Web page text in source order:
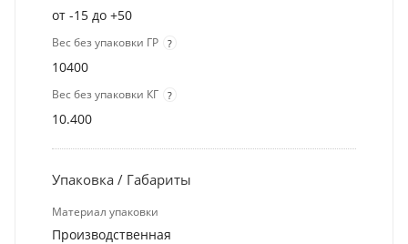
от -15 до +50
Вес без упаковки ГР ?
10400
Вес без упаковки КГ ?
10.400
Упаковка / Габариты
Материал упаковки
Производственная